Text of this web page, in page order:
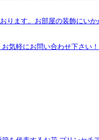
ります。お部屋の装飾にい
お気軽にお問い合わせ下さ